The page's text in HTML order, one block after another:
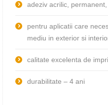
adeziv acrilic,
pentru aplicatii care
mediu in exterior si
calitate excelenta de
durabilitate – 4 ani